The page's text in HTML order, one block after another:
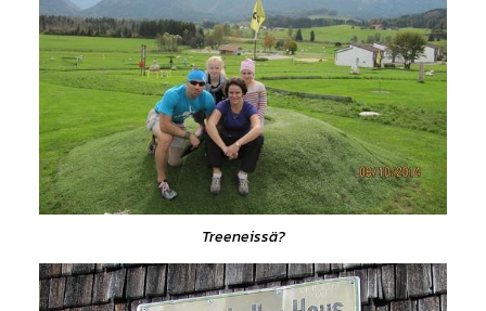
Treeneissä?